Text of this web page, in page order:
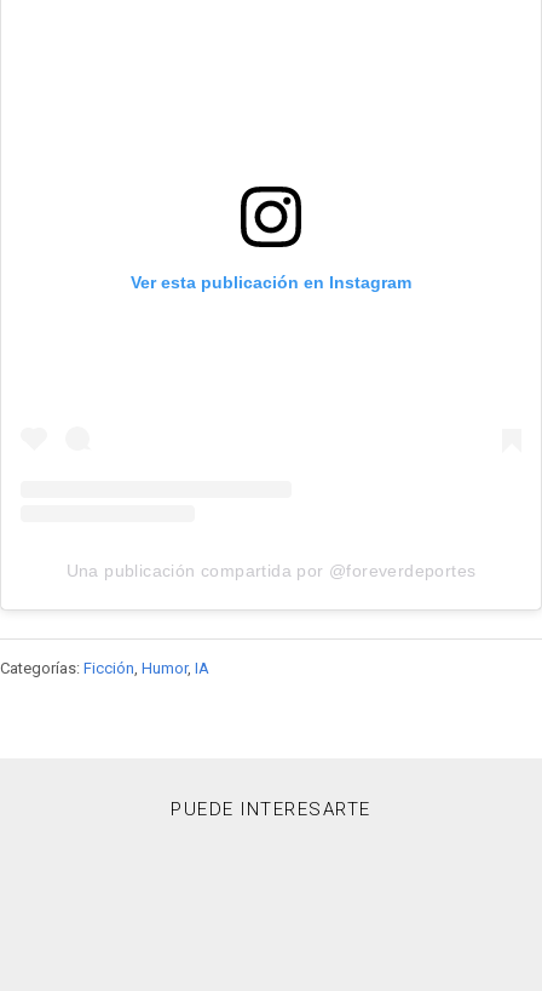
Ver esta publicación en Instagram
Una publicación compartida por @foreverdeportes
Categorías: Ficción, Humor, IA
PUEDE INTERESARTE